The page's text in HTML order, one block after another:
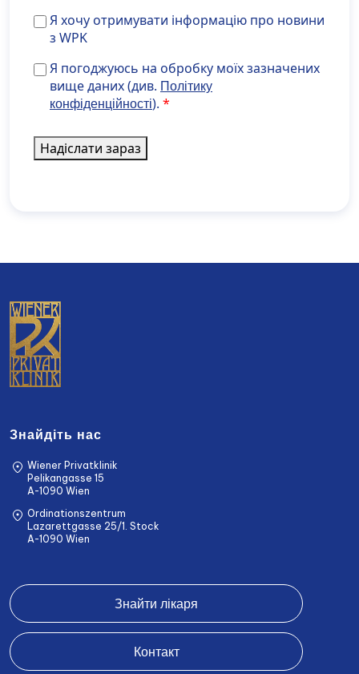
Я
хочу
інформацію
про
новини
WPK
Я хочу отримувати інформацію про новини
з WPK
Я погоджуюсь на обробку моїх зазначених вище
(див. <a
href="https://www.develop.maisondidee.com/wiener-
target="_blank" rel="noopener noreferrer">Політику
конфіденційності</a>).
Я погоджуюсь на обробку моїх зазначених
вище даних (див. Політику
конфіденційності).
Надіслати зараз
Знайдіть нас
Wiener Privatklinik
Pelikangasse 15
A-1090 Wien
Ordinationszentrum
Lazarettgasse 25/1. Stock
A-1090 Wien
Знайти лікаря
Контакт